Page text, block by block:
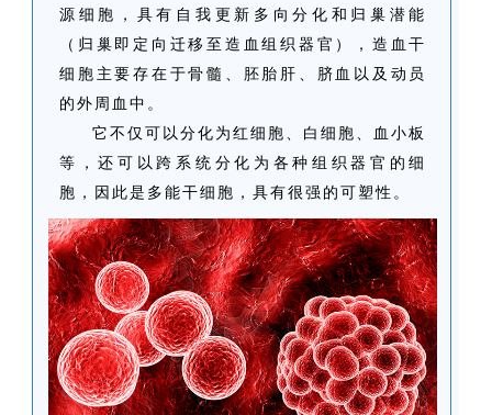
源细胞，具有自我更新多向分化和归巢潜能
（归巢即定向迁移至造血组织器官），造血干
细胞主要存在于骨髓、胚胎肝、脐血以及动员
的外周血中。
它不仅可以分化为红细胞、白细胞、血小板
等，还可以跨系统分化为各种组织器官的细
胞，因此是多能干细胞，具有很强的可塑性。